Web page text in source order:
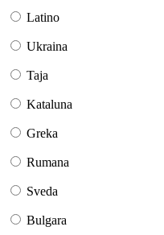
Latino
Ukraina
Taja
Kataluna
Greka
Rumana
Sveda
Bulgara